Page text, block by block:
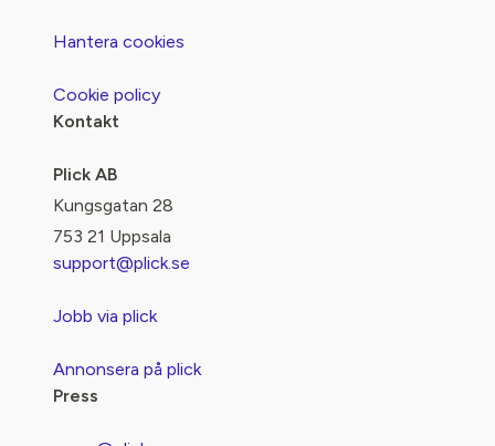
Hantera cookies
Cookie policy
Kontakt
Plick AB
Kungsgatan 28
753 21 Uppsala
support@plick.se
Jobb via plick
Annonsera på plick
Press